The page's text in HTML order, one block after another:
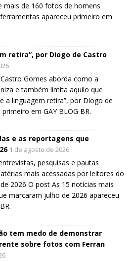
mais de 160 fotos de homens
apareceu primeiro em
retira”, por Diogo de Castro
Gomes aborda como a
e também limita aquilo que
a linguagem retira”, por Diogo de
em GAY BLOG BR.
e as reportagens que
1 de agosto de 2026
pesquisas e pautas
mais acessadas por leitores do
2026 O post As 15 notícias mais
marcaram julho de 2026 apareceu
tem medo de demonstrar
sobre fotos com Ferran